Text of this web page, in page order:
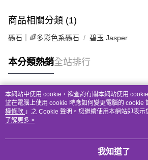
商品相關分類 (1)
礦石｜🌈多彩色系礦石 碧玉 Jasper
本分類熱銷全站排行
熱門標籤
本網站中使用 cookie，欲查詢有關本網站使用
望在電腦上使用 cookie 時應如何變更電腦的 cookie
權條款 」之 Cookie 聲明。您繼續使用本網站即表
用條款之 Cookie 聲明使用 cookie。
了解更多 >
我知道了